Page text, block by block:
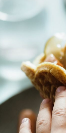
som